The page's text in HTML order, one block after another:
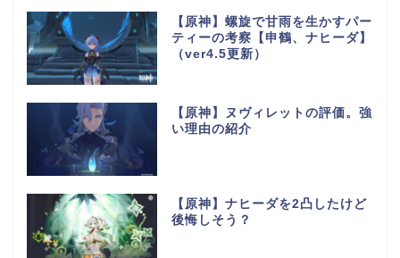
【原神】螺旋で甘雨を生かすパー
ティーの考察【申鶴、ナヒーダ】
（ver4.5更新）
【原神】ヌヴィレットの評価。強
い理由の紹介
【原神】ナヒーダを2凸したけど
後悔しそう？